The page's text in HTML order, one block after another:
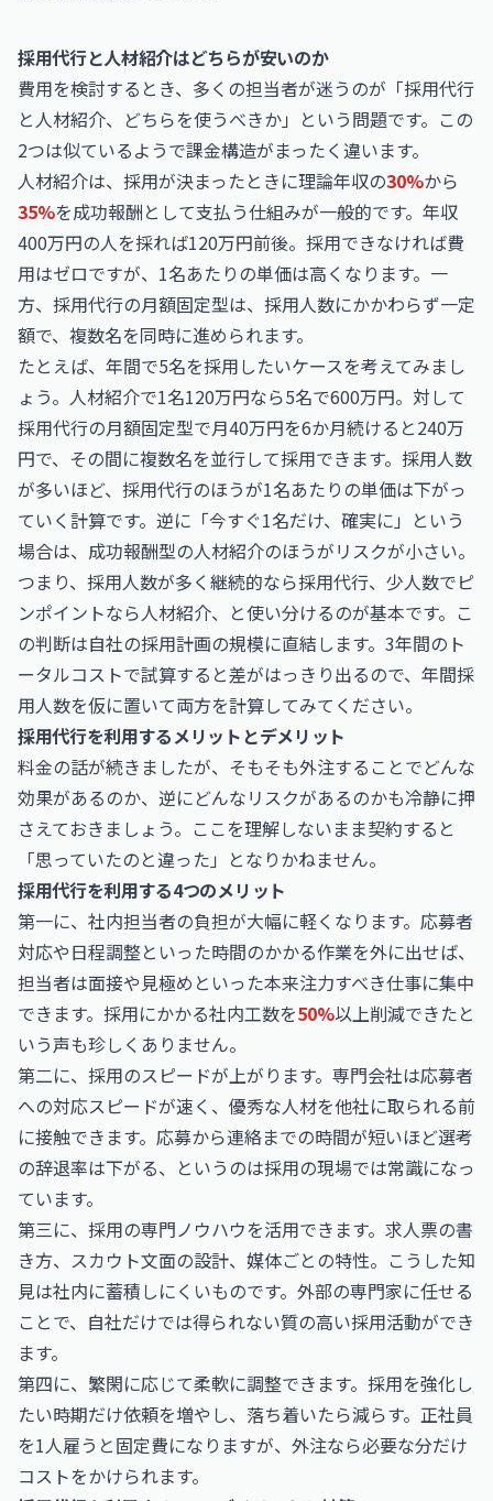
採用代行と人材紹介はどちらが安いのか
費用を検討するとき、多くの担当者が迷うのが「採用代行
と人材紹介、どちらを使うべきか」という問題です。この
2つは似ているようで課金構造がまったく違います。
人材紹介は、採用が決まったときに理論年収の30%から
35%を成功報酬として支払う仕組みが一般的です。年収
400万円の人を採れば120万円前後。採用できなければ費
用はゼロですが、1名あたりの単価は高くなります。一
方、採用代行の月額固定型は、採用人数にかかわらず一定
額で、複数名を同時に進められます。
たとえば、年間で5名を採用したいケースを考えてみまし
ょう。人材紹介で1名120万円なら5名で600万円。対して
採用代行の月額固定型で月40万円を6か月続けると240万
円で、その間に複数名を並行して採用できます。採用人数
が多いほど、採用代行のほうが1名あたりの単価は下がっ
ていく計算です。逆に「今すぐ1名だけ、確実に」という
場合は、成功報酬型の人材紹介のほうがリスクが小さい。
つまり、採用人数が多く継続的なら採用代行、少人数でピ
ンポイントなら人材紹介、と使い分けるのが基本です。こ
の判断は自社の採用計画の規模に直結します。3年間のト
ータルコストで試算すると差がはっきり出るので、年間採
用人数を仮に置いて両方を計算してみてください。
採用代行を利用するメリットとデメリット
料金の話が続きましたが、そもそも外注することでどんな
効果があるのか、逆にどんなリスクがあるのかも冷静に押
さえておきましょう。ここを理解しないまま契約すると
「思っていたのと違った」となりかねません。
採用代行を利用する4つのメリット
第一に、社内担当者の負担が大幅に軽くなります。応募者
対応や日程調整といった時間のかかる作業を外に出せば、
担当者は面接や見極めといった本来注力すべき仕事に集中
できます。採用にかかる社内工数を50%以上削減できたと
いう声も珍しくありません。
第二に、採用のスピードが上がります。専門会社は応募者
への対応スピードが速く、優秀な人材を他社に取られる前
に接触できます。応募から連絡までの時間が短いほど選考
の辞退率は下がる、というのは採用の現場では常識になっ
ています。
第三に、採用の専門ノウハウを活用できます。求人票の書
き方、スカウト文面の設計、媒体ごとの特性。こうした知
見は社内に蓄積しにくいものです。外部の専門家に任せる
ことで、自社だけでは得られない質の高い採用活動ができ
ます。
第四に、繁閑に応じて柔軟に調整できます。採用を強化し
たい時期だけ依頼を増やし、落ち着いたら減らす。正社員
を1人雇うと固定費になりますが、外注なら必要な分だけ
コストをかけられます。